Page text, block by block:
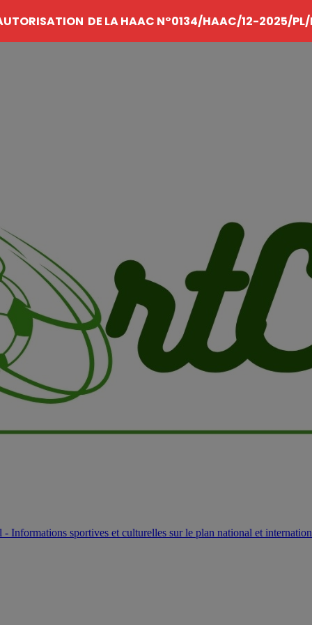
Informations sportives et culturelles sur le plan national et
DE LA HAAC N°0134/HAAC/12-2025/PL/